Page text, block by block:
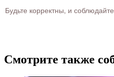
Будьте корректны, и
Смотрите также